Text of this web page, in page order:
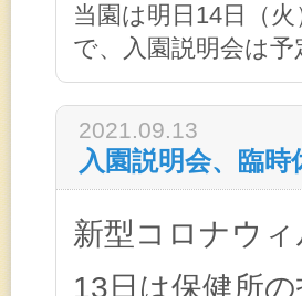
当園は明日14日（
で、入園説明会は予
2021.09.13
入園説明会、臨
新型コロナウ
13日は保健所